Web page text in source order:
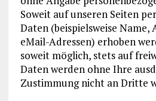
Soweit auf unseren Seiten
Daten (beispielsweise
eMail-Adressen) erhoben
soweit möglich, stets auf
Daten werden ohne Ihre
Zustimmung nicht an Dritte